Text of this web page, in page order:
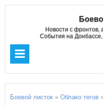
Новости с фронтов,
События на Донбассе,
Боевой листок » Облако тегов